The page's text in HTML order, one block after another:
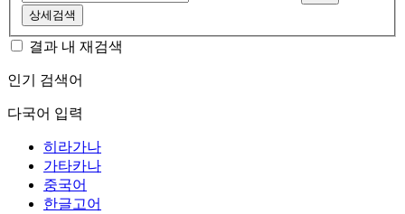
상세검색
결과 내 재검색
인기 검색어
다국어 입력
히라가나
가타카나
중국어
한글고어